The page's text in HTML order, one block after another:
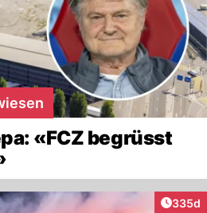
«FCZ begrüsst
335d